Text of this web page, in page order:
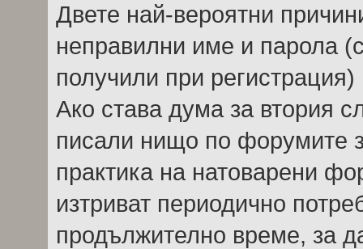
Двете най-вероятни
неправилни име и парола
получили при
Ако става дума за втория
писали нищо по форумите
практика на натоварени
изтриват периодично
продължително време, за